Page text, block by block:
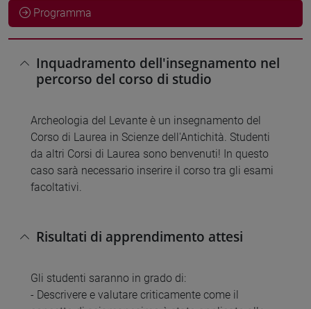
Programma
Inquadramento dell'insegnamento nel
percorso del corso di studio
Archeologia del Levante è un insegnamento del
Corso di Laurea in Scienze dell'Antichità. Studenti
da altri Corsi di Laurea sono benvenuti! In questo
caso sarà necessario inserire il corso tra gli esami
facoltativi.
Risultati di apprendimento attesi
Gli studenti saranno in grado di:
- Descrivere e valutare criticamente come il